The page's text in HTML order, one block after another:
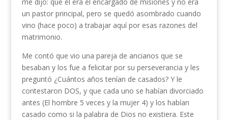
un pastor principal, pero se quedó asombrado cuando
vino (hace poco) a trabajar aquí por esas razones del
matrimonio.
Me contó que vio una pareja de ancianos que se
besaban y los fue a felicitar por su perseverancia y les
preguntó ¿Cuántos años tenían de casados? Y le
contestaron DOS, y que cada uno se habían divorciado
antes (El hombre 5 veces y la mujer 4) y los habían
casado como si la palabra de Dios no existiera. Este